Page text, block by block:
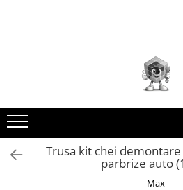
taiere/slefuire/polizare/curatare
Amestecatoare
Aparat frezat / taiat
Aparat gaurit si insurubat
Trusa kit chei
parbrize auto
Max